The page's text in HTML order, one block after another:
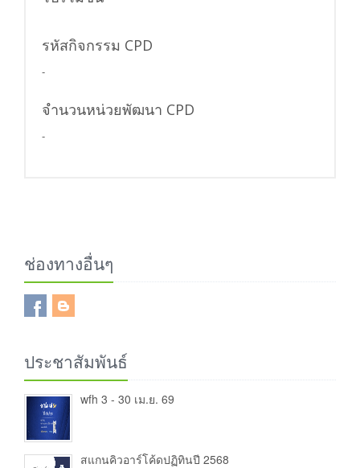
รหัสกิจกรรม CPD
-
จำนวนหน่วยพัฒนา CPD
-
ช่องทางอื่นๆ
ประชาสัมพันธ์
wfh 3 - 30 เม.ย. 69
สแกนคิวอาร์โค้ดปฏิทินปี 2568